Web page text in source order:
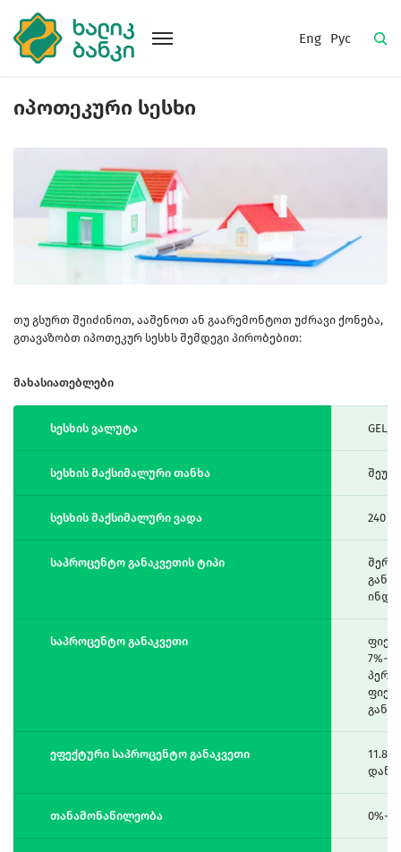
Eng Рус
იპოთეკური სესხი
თუ გსურთ შეიძინოთ, ააშენოთ ან გაარემონტოთ უძრავი ქონება,
გთავაზობთ იპოთეკურ სესხს შემდეგი პირობებით:
მახასიათებლები
სესხის ვალუტა GEL,
სესხის მაქსიმალური თანხა
სესხის მაქსიმალური ვადა 240
საპროცენტო განაკვეთის ტიპი
საპროცენტო განაკვეთი
7%-
ეფექტური საპროცენტო განაკვეთი
დან
თანამონაწილეობა 0%-